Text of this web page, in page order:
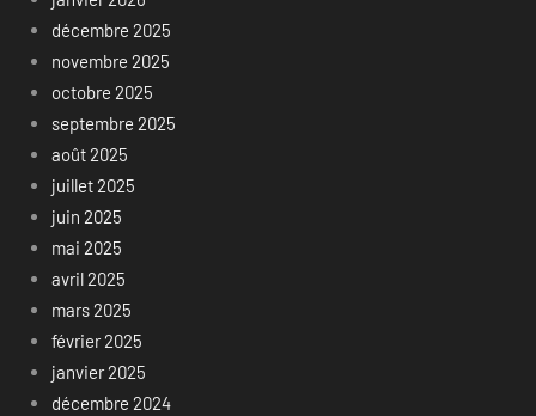
décembre 2025
novembre 2025
octobre 2025
septembre 2025
août 2025
juillet 2025
juin 2025
mai 2025
avril 2025
mars 2025
février 2025
janvier 2025
décembre 2024